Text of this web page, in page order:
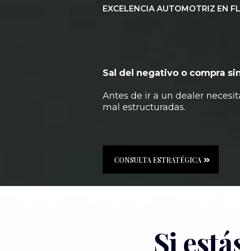
EXCELENCIA AUTOMOTRIZ EN
Sal del negativo o compra
Antes de ir a un dealer
mal estructuradas.
CONSULTA ESTRATÉGICA
Si